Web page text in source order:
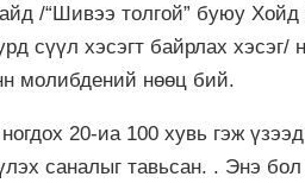
/“Шивээ толгой” буюу
сүүл хэсэгт байрлах хэсэг/
молибдений нөөц бий.
20-иа 100 хувь гэж
саналыг тавьсан. . Энэ